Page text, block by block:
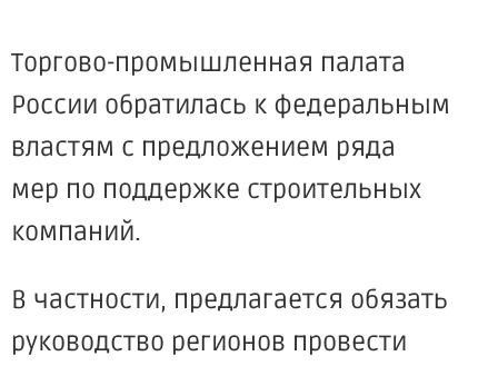
Торгово-промышленная палата
России обратилась к федеральным
властям с предложением ряда
мер по поддержке строительных
компаний.
В частности, предлагается обязать
руководство регионов провести